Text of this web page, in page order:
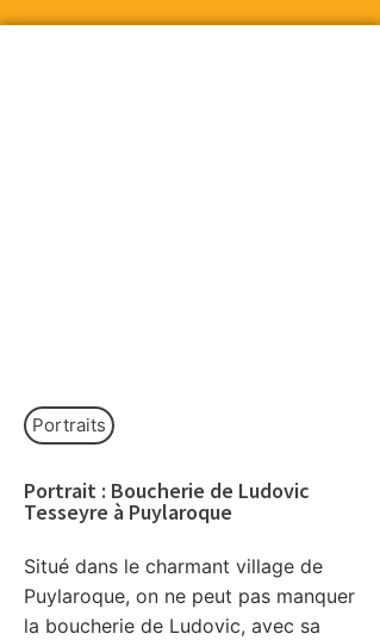
Portraits
Portrait : Boucherie de Ludovic
Tesseyre à Puylaroque
Situé dans le charmant village de
Puylaroque, on ne peut pas manquer
la boucherie de Ludovic, avec sa